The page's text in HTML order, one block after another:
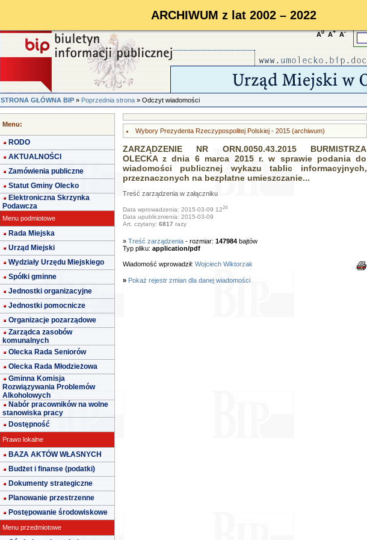
ARCHIWUM z lat 2002 – 2022
A0 A+ A-
STRONA GŁÓWNA BIP»Poprzednia strona» Odczyt wiadomości
Menu:
RODO
AKTUALNOŚCI
Zamówienia publiczne
Statut Gminy Olecko
Elektroniczna Skrzynka
Podawcza
Menu podmiotowe
Rada Miejska
Urząd Miejski
Wydziały Urzędu Miejskiego
Spółki gminne
Jednostki organizacyjne
Jednostki pomocnicze
Organizacje pozarządowe
Zarządca zasobów
komunalnych
Olecka Rada Seniorów
Olecka Rada Młodzieżowa
Gminna Komisja
Rozwiązywania Problemów
Alkoholowych
Nabór pracowników na wolne
stanowiska pracy
Dostępność
Prawo lokalne
BAZA AKTÓW WŁASNYCH
Budżet i finanse (podatki)
Dokumenty strategiczne
Planowanie przestrzenne
Postępowanie środowiskowe
Menu przedmiotowe
Wybory Prezydenta Rzeczypospolitej Polskiej - 2015 (archiwum)
ZARZĄDZENIE NR ORN.0050.43.2015 BURMISTRZA
OLECKA z dnia 6 marca 2015 r. w sprawie podania do
wiadomości publicznej wykazu tablic informacyjnych,
przeznaczonych na bezpłatne umieszczanie...
Treść zarządzenia w załączniku
Data wprowadzenia: 2015-03-09 1224
Data upublicznienia: 2015-03-09
Art. czytany: 6817 razy
» Treść zarządzenia- rozmiar: 147984bajtów
Typ pliku: application/pdf
Wiadomość wprowadził: Wojciech Wiktorzak
» Pokaż rejestr zmian dla danej wiadomości